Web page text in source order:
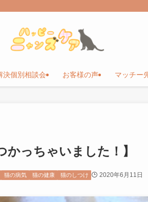
決個別相談会 お客様の声 マッチー
かっちゃいました！】
猫の病気 猫の健康 猫のしつけ 2020年6月11日